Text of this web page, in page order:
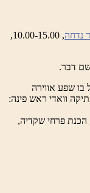
, 10.00-15.00,
דבר.
שפע אווירה
וואדי ראש פינה:
הכנת פרחי שקדיה,